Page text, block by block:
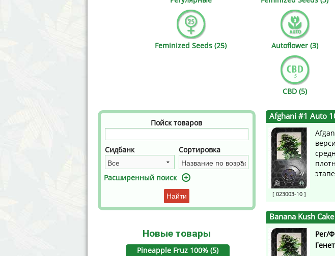
Cannabella Genetics
Female Seeds
House of the Great Gardener
Mandala
Ministry of
Feminized Seeds (25) Autoflower (3)
CBD (5)
Пойск товаров
Сидбанк Сортировка
Расширенный поиск
Найти
Новые товары
Pineapple Fruz 100% (5)
Afghani #1 Auto
[ 023003-10 ]
Banana Kush
Рег/